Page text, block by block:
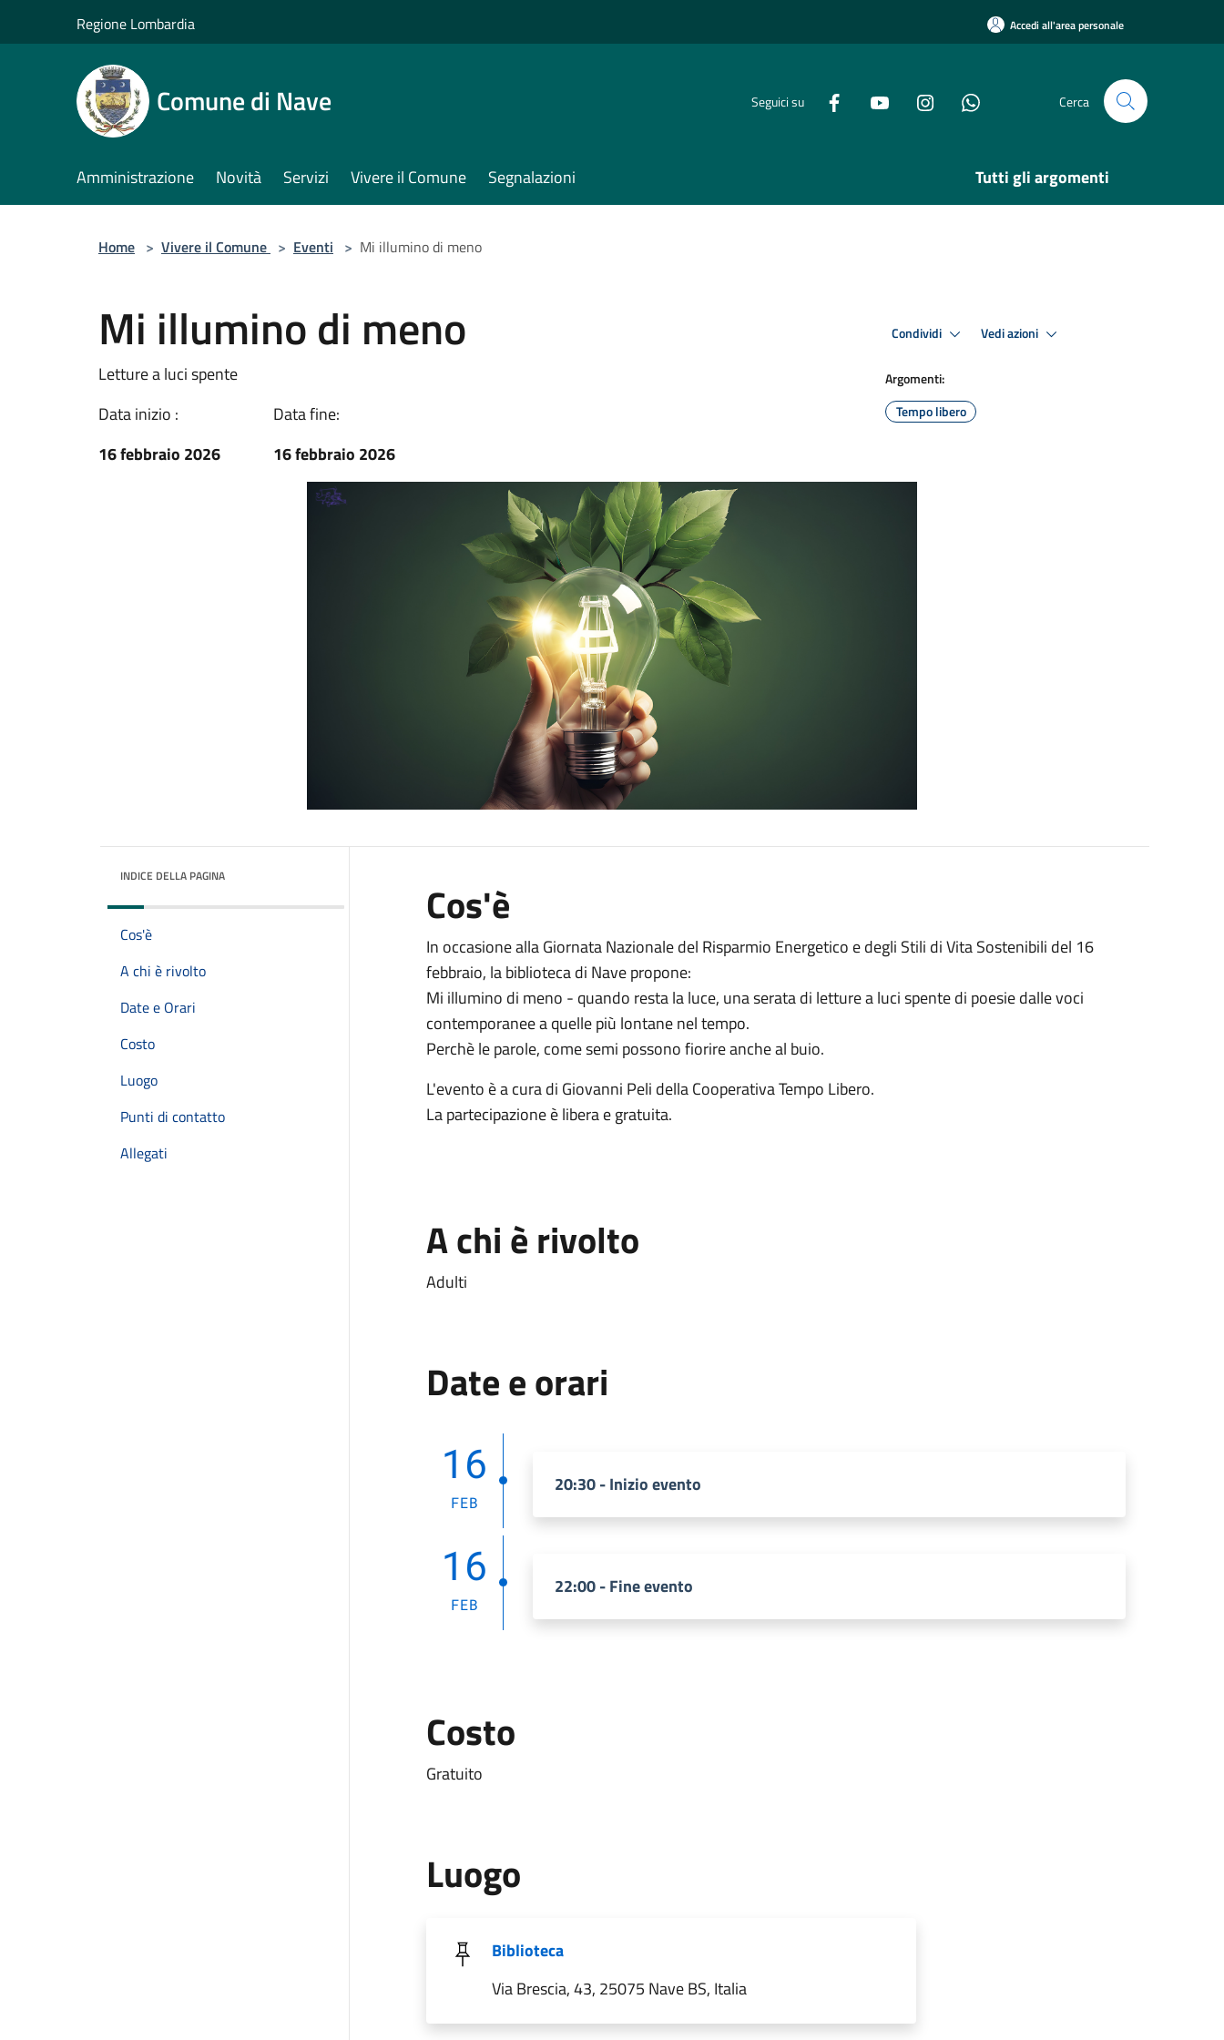
Regione Lombardia Accedi all'area personale
Comune di Nave Seguici su Cerca
Amministrazione Novità Servizi Vivere il Comune Segnalazioni Tutti gli argomenti
Home > Vivere il Comune > Eventi > Mi illumino di meno
Mi illumino di meno
Letture a luci spente
Data inizio :
16 febbraio 2026
Data fine:
16 febbraio 2026
Condividi Vedi azioni
Argomenti:
Tempo libero
INDICE DELLA PAGINA
Cos'è
A chi è rivolto
Date e Orari
Costo
Luogo
Punti di contatto
Allegati
Cos'è
In occasione allaGiornata Nazionale del Risparmio Energetico e degli Stili di Vita Sostenibili del 16
febbraio, la biblioteca di Nave propone:
Mi illumino di meno - quando resta la luce, una serata di letture a luci spente di poesie dalle voci
contemporanee a quelle più lontane nel tempo.
Perchè le parole, come semi possono fiorire anche al buio.
L'evento è a cura di Giovanni Peli della Cooperativa Tempo Libero.
La partecipazione è libera e gratuita.
A chi è rivolto
Adulti
Date e orari
16
FEB
20:30 - Inizio evento
16
FEB
22:00 - Fine evento
Costo
Gratuito
Luogo
Biblioteca
Via Brescia, 43, 25075 Nave BS, Italia